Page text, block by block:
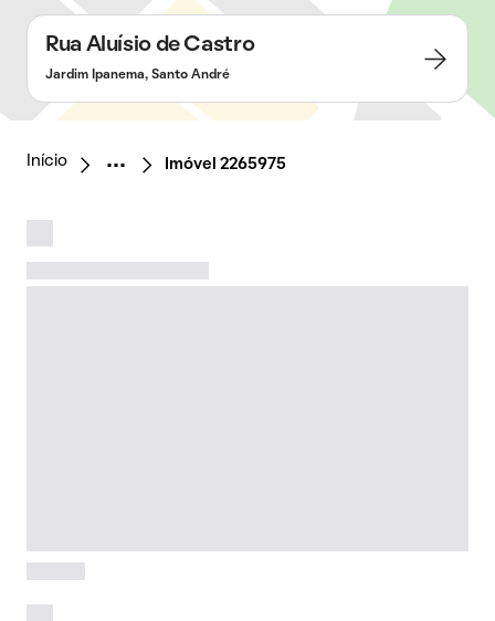
Rua Aluísio de Castro
Jardim Ipanema, Santo André
Início Imóvel 2265975